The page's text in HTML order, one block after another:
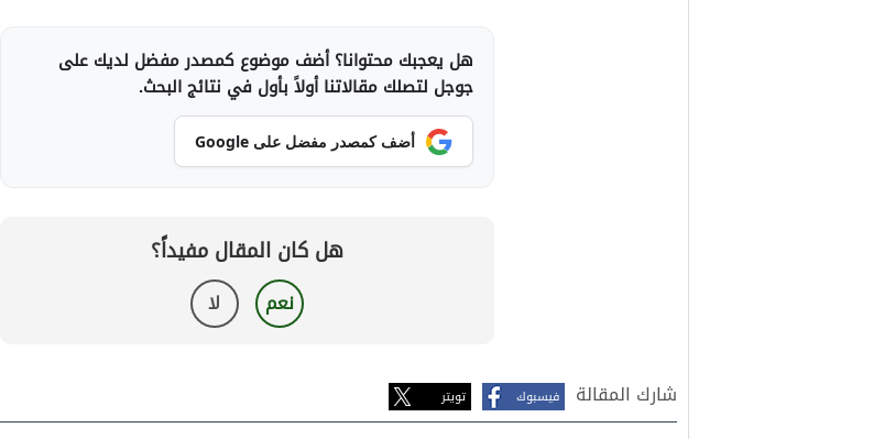
هل يعجبك محتوانا؟ أضف موضوع كمصدر مفضل لديك على
جوجل لتصلك مقالاتنا أولاً بأول في نتائج البحث.
أضف كمصدر مفضل على Google
هل كان المقال مفيداً؟
نعم لا
شارك المقالة فيسبوك تويتر